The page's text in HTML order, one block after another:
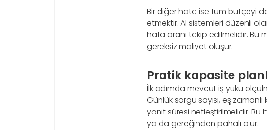
Bir diğer hata ise tüm bütçeyi
etmektir. AI sistemleri düzenli
hata oranı takip edilmelidir. Bu
gereksiz maliyet oluşur.
Pratik kapasite
İlk adımda mevcut iş yükü
Günlük sorgu sayısı, eş
yanıt süresi netleştirilmelidir. Bu
ya da gereğinden pahalı olur.